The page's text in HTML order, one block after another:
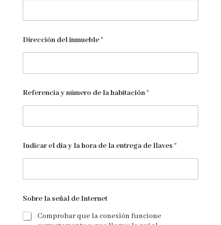
Dirección del inmueble*
Referencia y número de la habitación*
Indicar el día y la hora de la entrega de llaves *
Sobre la señal de Internet
Comprobar que la conexión funcione